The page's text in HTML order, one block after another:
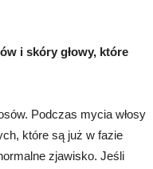
i skóry głowy, które
Podczas mycia włosy
które są już w fazie
zjawisko. Jeśli